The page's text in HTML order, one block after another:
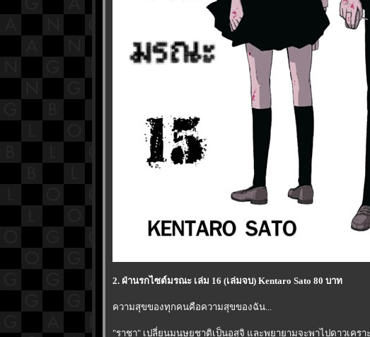
2. ฝ่านรกไซต์มรณะ เล่ม 16 (เล่มจบ) Kentaro Sato 80 บาท
ความสุขของทุกคนคือความสุขของฉัน...
"ราชา" เปลี่ยนมนุษยชาติเป็นอสุจิ และพยายามจะพาไปดาวเครา